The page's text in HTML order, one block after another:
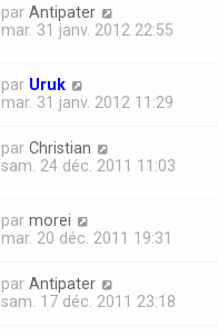
par Antipater
mar. 31 janv. 2012 22:55
par Uruk
mar. 31 janv. 2012 11:29
par Christian
sam. 24 déc. 2011 11:03
par morei
mar. 20 déc. 2011 19:31
par Antipater
sam. 17 déc. 2011 23:18